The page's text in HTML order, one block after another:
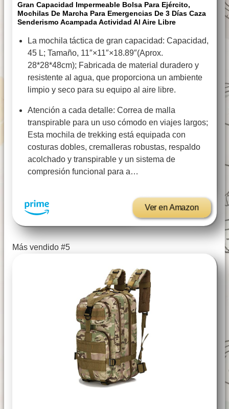
Gran Capacidad Impermeable Bolsa Para Ejército,
Mochilas De Marcha Para Emergencias De 3 Días Caza
Senderismo Acampada Actividad Al Aire Libre
La mochila táctica de gran capacidad: Capacidad,
45 L; Tamaño, 11″×11″×18.89″(Aprox.
28*28*48cm); Fabricada de material duradero y
resistente al agua, que proporciona un ambiente
limpio y seco para su equipo al aire libre.
Atención a cada detalle: Correa de malla
transpirable para un uso cómodo en viajes largos;
Esta mochila de trekking está equipada con
costuras dobles, cremalleras robustas, respaldo
acolchado y transpirable y un sistema de
compresión funcional para a…
Ver en Amazon
Más vendido #5